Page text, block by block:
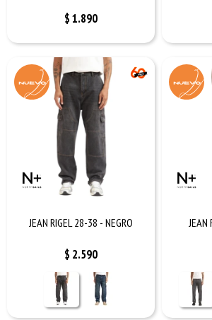
$1.890
JEAN RIGEL 28-38 - NEGRO
$ 2.590
JEAN